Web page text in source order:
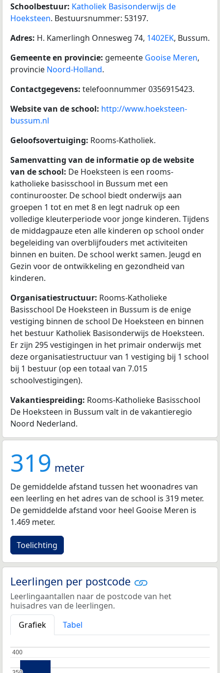
Schoolbestuur: Katholiek Basisonderwijs de
Hoeksteen. Bestuursnummer: 53197.
Adres: H. Kamerlingh Onnesweg 74, 1402EK, Bussum.
Gemeente en provincie: gemeente Gooise Meren,
provincie Noord-Holland.
Contactgegevens: telefoonnummer 0356915423.
Website van de school: http://www.hoeksteen-
bussum.nl
Geloofsovertuiging: Rooms-Katholiek.
Samenvatting van de informatie op de website
van de school: De Hoeksteen is een rooms-
katholieke basisschool in Bussum met een
continurooster. De school biedt onderwijs aan
groepen 1 tot en met 8 en legt nadruk op een
volledige kleuterperiode voor jonge kinderen. Tijdens
de middagpauze eten alle kinderen op school onder
begeleiding van overblijfouders met activiteiten
binnen en buiten. De school werkt samen. Jeugd en
Gezin voor de ontwikkeling en gezondheid van
kinderen.
Organisatiestructuur: Rooms-Katholieke
Basisschool De Hoeksteen in Bussum is de enige
vestiging binnen de school De Hoeksteen en binnen
het bestuur Katholiek Basisonderwijs de Hoeksteen.
Er zijn 295 vestigingen in het primair onderwijs met
deze organisatiestructuur van 1 vestiging bij 1 school
bij 1 bestuur (op een totaal van 7.015
schoolvestigingen).
Vakantiespreiding: Rooms-Katholieke Basisschool
De Hoeksteen in Bussum valt in de vakantieregio
Noord Nederland.
319 meter
De gemiddelde afstand tussen het woonadres van
een leerling en het adres van de school is 319 meter.
De gemiddelde afstand voor heel Gooise Meren is
1.469 meter.
Toelichting
Leerlingen per postcode
Leerlingaantallen naar de postcode van het
huisadres van de leerlingen.
Grafiek
Tabel
400
400